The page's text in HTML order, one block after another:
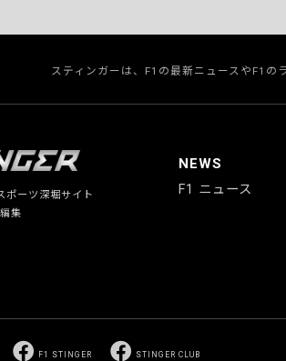
スティンガーは、F1の最新ニュースやF1
ポーツ深堀サイト
集
NEWS
F1 ニュース
F1 STINGER STINGER CLUB